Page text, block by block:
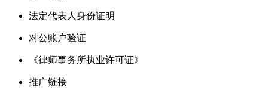
法定代表人身份证明
对公账户验证
《律师事务所执业许可证》
推广链接